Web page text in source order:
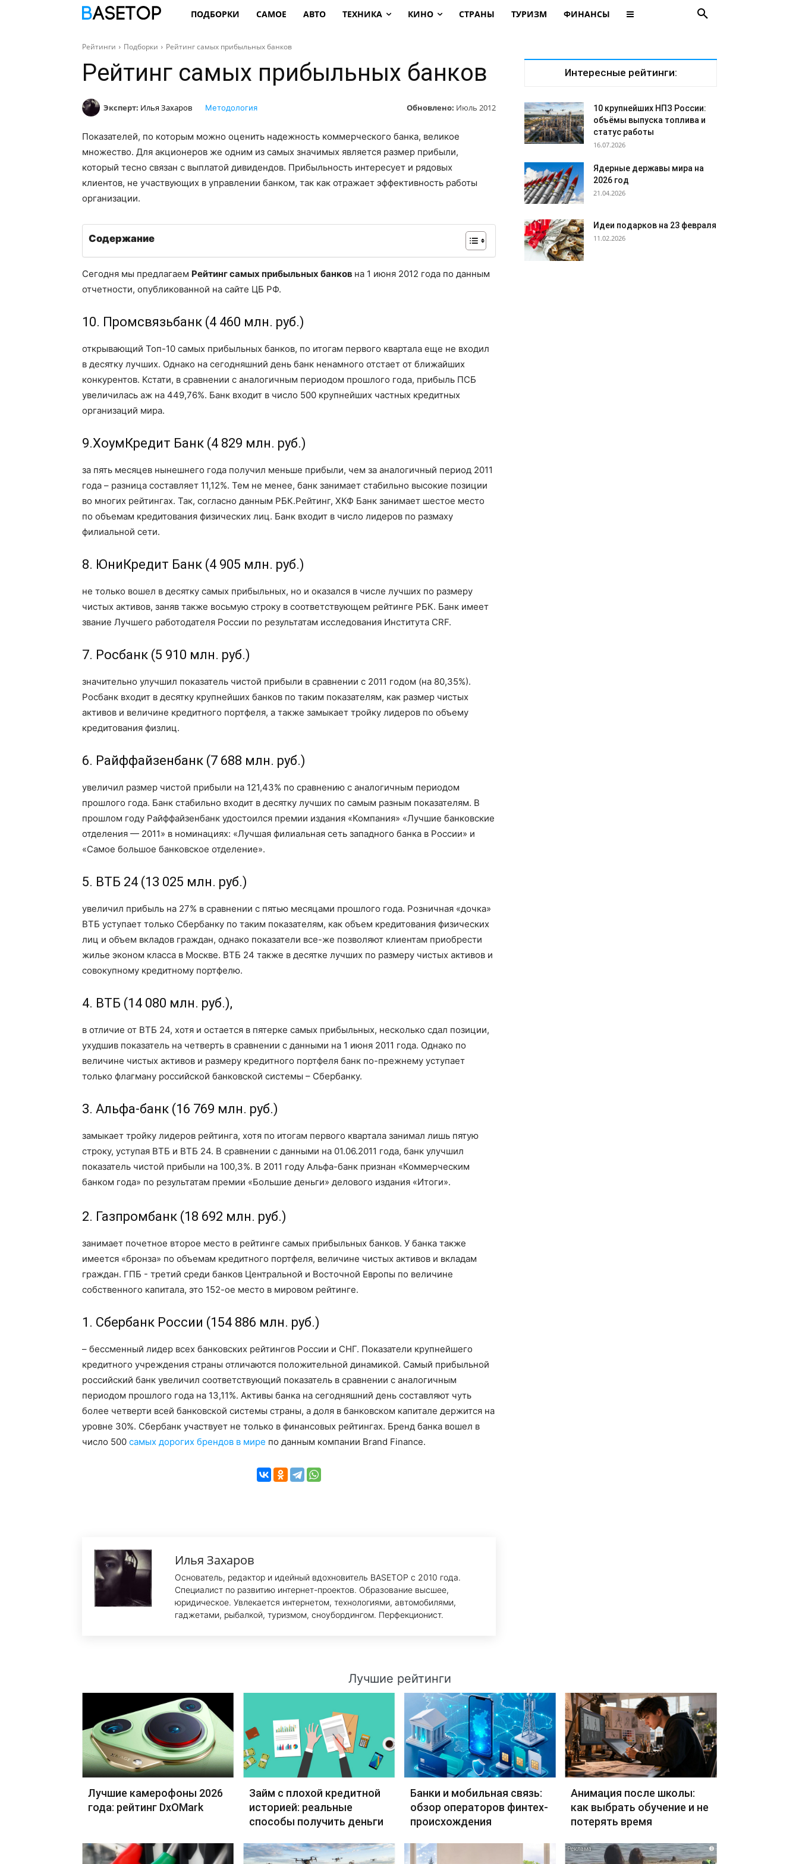
ПОДБОРКИ САМОЕ АВТО ТЕХНИКА КИНО СТРАНЫ ТУРИЗМ ФИНАНСЫ
Рейтинги Подборки Рейтинг самых прибыльных банков
Рейтинг самых прибыльных банков
Эксперт: Илья Захаров Обновлено: Июль 2012
Методология
Показателей, по которым можно оценить надежность коммерческого банка, великое
множество. Для акционеров же одним из самых значимых является размер прибыли,
который тесно связан с выплатой дивидендов. Прибыльность интересует и рядовых
клиентов, не участвующих в управлении банком, так как отражает эффективность работы
организации.
Содержание
Сегодня мы предлагаем Рейтинг самых прибыльных банков на 1 июня 2012 года по данным
отчетности, опубликованной на сайте ЦБ РФ.
10. Промсвязьбанк (4 460 млн. руб.)
открывающий Топ-10 самых прибыльных банков, по итогам первого квартала еще не входил
в десятку лучших. Однако на сегодняшний день банк ненамного отстает от ближайших
конкурентов. Кстати, в сравнении с аналогичным периодом прошлого года, прибыль ПСБ
увеличилась аж на 449,76%. Банк входит в число 500 крупнейших частных кредитных
организаций мира.
9.ХоумКредит Банк (4 829 млн. руб.)
за пять месяцев нынешнего года получил меньше прибыли, чем за аналогичный период 2011
года – разница составляет 11,12%. Тем не менее, банк занимает стабильно высокие позиции
во многих рейтингах. Так, согласно данным РБК.Рейтинг, ХКФ Банк занимает шестое место
по объемам кредитования физических лиц. Банк входит в число лидеров по размаху
филиальной сети.
8. ЮниКредит Банк (4 905 млн. руб.)
не только вошел в десятку самых прибыльных, но и оказался в числе лучших по размеру
чистых активов, заняв также восьмую строку в соответствующем рейтинге РБК. Банк имеет
звание Лучшего работодателя России по результатам исследования Института CRF.
7. Росбанк (5 910 млн. руб.)
значительно улучшил показатель чистой прибыли в сравнении с 2011 годом (на 80,35%).
Росбанк входит в десятку крупнейших банков по таким показателям, как размер чистых
активов и величине кредитного портфеля, а также замыкает тройку лидеров по объему
кредитования физлиц.
6. Райффайзенбанк (7 688 млн. руб.)
увеличил размер чистой прибыли на 121,43% по сравнению с аналогичным периодом
прошлого года. Банк стабильно входит в десятку лучших по самым разным показателям. В
прошлом году Райффайзенбанк удостоился премии издания «Компания» «Лучшие банковские
отделения — 2011» в номинациях: «Лучшая филиальная сеть западного банка в России» и
«Самое большое банковское отделение».
5. ВТБ 24 (13 025 млн. руб.)
увеличил прибыль на 27% в сравнении с пятью месяцами прошлого года. Розничная «дочка»
ВТБ уступает только Сбербанку по таким показателям, как объем кредитования физических
лиц и объем вкладов граждан, однако показатели все-же позволяют клиентам приобрести
жилье эконом класса в Москве. ВТБ 24 также в десятке лучших по размеру чистых активов и
совокупному кредитному портфелю.
4. ВТБ (14 080 млн. руб.),
в отличие от ВТБ 24, хотя и остается в пятерке самых прибыльных, несколько сдал позиции,
ухудшив показатель на четверть в сравнении с данными на 1 июня 2011 года. Однако по
величине чистых активов и размеру кредитного портфеля банк по-прежнему уступает
только флагману российской банковской системы – Сбербанку.
3. Альфа-банк (16 769 млн. руб.)
замыкает тройку лидеров рейтинга, хотя по итогам первого квартала занимал лишь пятую
строку, уступая ВТБ и ВТБ 24. В сравнении с данными на 01.06.2011 года, банк улучшил
показатель чистой прибыли на 100,3%. В 2011 году Альфа-банк признан «Коммерческим
банком года» по результатам премии «Большие деньги» делового издания «Итоги».
2. Газпромбанк (18 692 млн. руб.)
занимает почетное второе место в рейтинге самых прибыльных банков. У банка также
имеется «бронза» по объемам кредитного портфеля, величине чистых активов и вкладам
граждан. ГПБ - третий среди банков Центральной и Восточной Европы по величине
собственного капитала, это 152-ое место в мировом рейтинге.
1. Сбербанк России (154 886 млн. руб.)
– бессменный лидер всех банковских рейтингов России и СНГ. Показатели крупнейшего
кредитного учреждения страны отличаются положительной динамикой. Самый прибыльной
российский банк увеличил соответствующий показатель в сравнении с аналогичным
периодом прошлого года на 13,11%. Активы банка на сегодняшний день составляют чуть
более четверти всей банковской системы страны, а доля в банковском капитале держится на
уровне 30%. Сбербанк участвует не только в финансовых рейтингах. Бренд банка вошел в
число 500 самых дорогих брендов в мире по данным компании Brand Finance.
Илья Захаров
Основатель, редактор и идейный вдохновитель BASETOP с 2010 года.
Специалист по развитию интернет-проектов. Образование высшее,
юридическое. Увлекается интернетом, технологиями, автомобилями,
гаджетами, рыбалкой, туризмом, сноубордингом. Перфекционист.
Интересные рейтинги:
10 крупнейших НПЗ России:
объёмы выпуска топлива и
статус работы
16.07.2026
Ядерные державы мира на
2026 год
21.04.2026
Идеи подарков на 23 февраля
11.02.2026
Лучшие рейтинги
Лучшие камерофоны 2026
года: рейтинг DxOMark
Займ с плохой кредитной
историей: реальные
способы получить деньги
Банки и мобильная связь:
обзор операторов финтех-
происхождения
Анимация после школы:
как выбрать обучение и не
потерять время
i